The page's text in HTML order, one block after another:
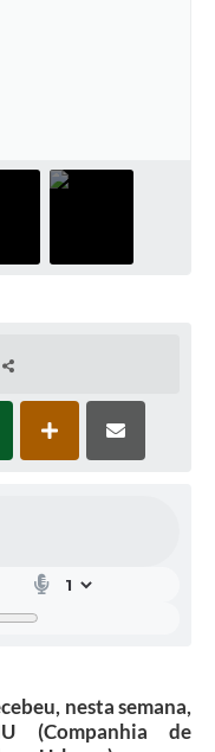
nesta semana,
(Companhia de